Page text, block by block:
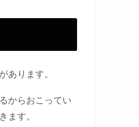
あります。
からおこってい
ます。